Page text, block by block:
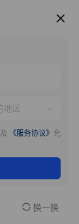
服务推荐
及 《服务协议》 允
换一换